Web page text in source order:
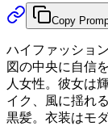
Copy
ハイファッショ
図の中央に自信
人女性。彼女は
イク、風に揺れ
黒髪。衣装はモ